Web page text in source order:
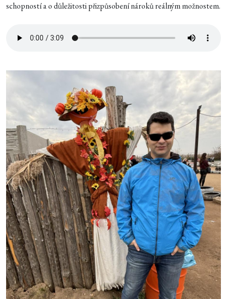
schopností a o důležitosti přizpůsobení nároků reálným možnostem.